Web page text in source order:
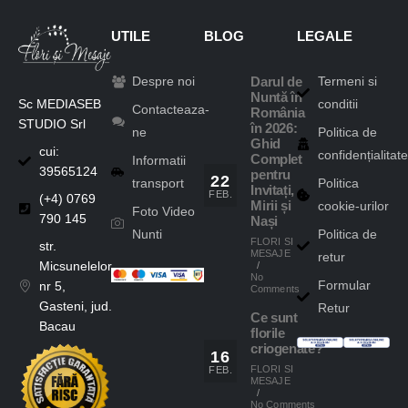
Sc MEDIASEB
STUDIO Srl
cui:
39565124
(+4) 0769
790 145
str.
Micsunelelor,
nr 5,
Gasteni, jud.
Bacau
UTILE
Despre noi
Contacteaza-
ne
Informatii
transport
Foto Video
Nunti
BLOG
22
FEB.
Darul de
Nuntă în
România
în 2026:
Ghid
Complet
pentru
Invitați,
Mirii și
Nași
FLORI SI
MESAJE
/
No
Comments
16
FEB.
Ce sunt
florile
criogenate?
FLORI SI
MESAJE
/
No Comments
LEGALE
Termeni si
conditii
Politica de
confidențialitate
Politica
cookie-urilor
Politica de
retur
Formular
Retur